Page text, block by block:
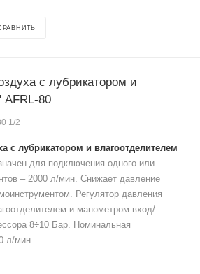
с лубрикатором и
AFRL-80
1/2
с лубрикатором и влагоотделителем
для подключения одного или
– 2000 л/мин. Снижает давление
Регулятор давления
и манометром вход/
8÷10 Бар. Номинальная
л/мин.